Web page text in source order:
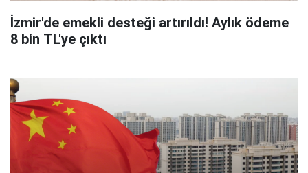
İzmir'de emekli desteği artırıldı! Aylık ödeme
8 bin TL'ye çıktı